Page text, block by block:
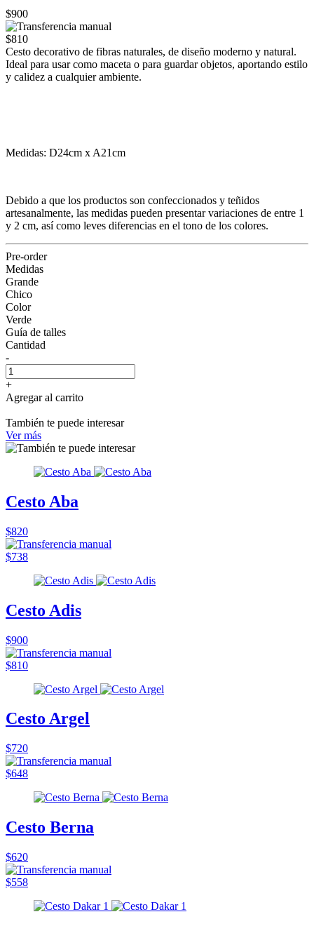
$900
$810
Cesto decorativo de fibras naturales, de diseño moderno y natural.
Ideal para usar como maceta o para guardar objetos, aportando estilo
y calidez a cualquier ambiente.
Medidas: D24cm x A21cm
Debido a que los productos son confeccionados y teñidos
artesanalmente, las medidas pueden presentar variaciones de entre 1
y 2 cm, así como leves diferencias en el tono de los colores.
Pre-order
Medidas
Grande
Chico
Color
Verde
Guía de talles
Cantidad
-
+
Agregar al carrito
También te puede interesar
Ver más
Cesto Aba
$820
$738
Cesto Adis
$900
$810
Cesto Argel
$720
$648
Cesto Berna
$620
$558